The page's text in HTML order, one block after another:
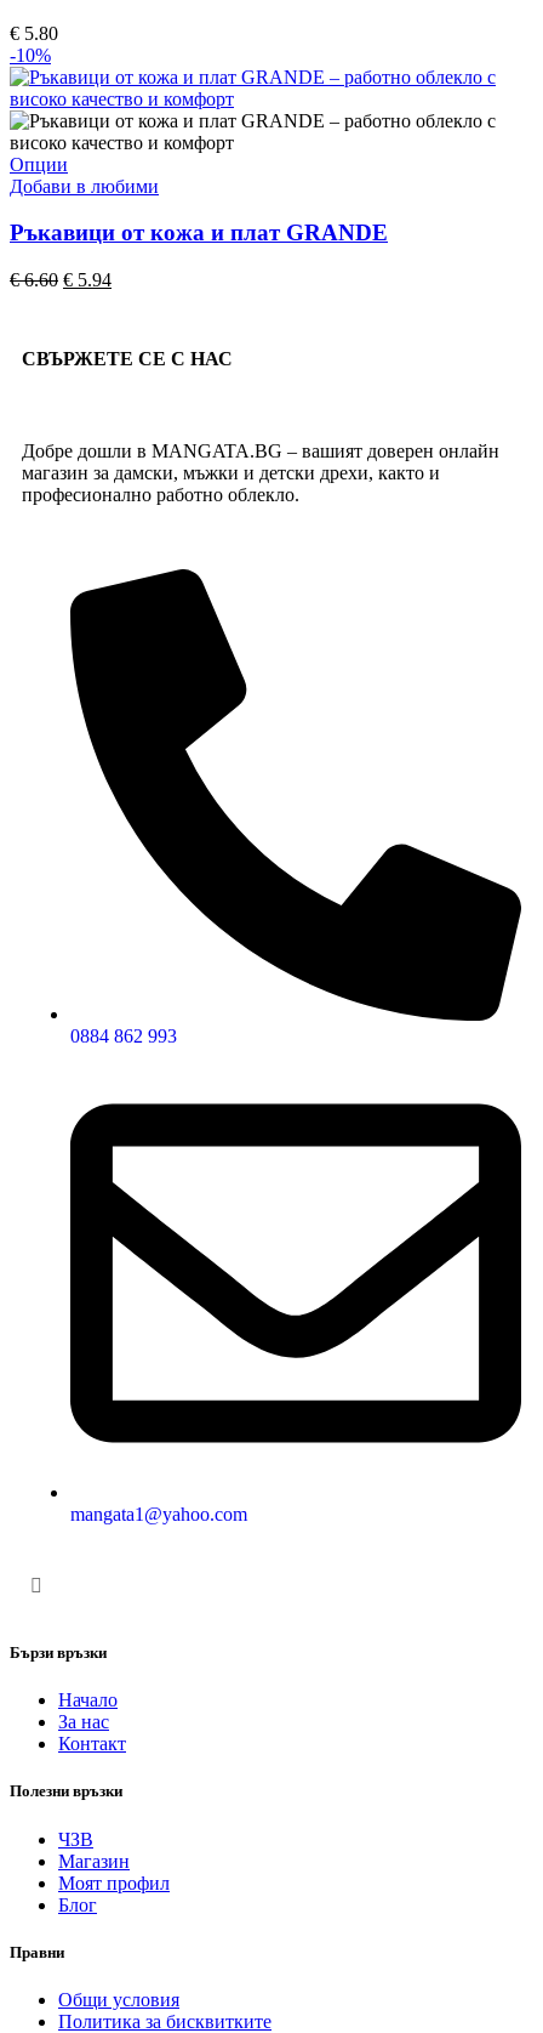
€ 5.80
-10%
Опции
Добави в любими
Ръкавици от кожа и плат GRANDE
€6.60 € 5.94
СВЪРЖЕТЕ СЕ С НАС
Добре дошли в MANGATA.BG – вашият доверен онлайн
магазин за дамски, мъжки и детски дрехи, както и
професионално работно облекло.
0884 862 993
mangata1@yahoo.com
Бързи връзки
Начало
За нас
Контакт
Полезни връзки
ЧЗВ
Магазин
Моят профил
Блог
Правни
Общи условия
Политика за бисквитките